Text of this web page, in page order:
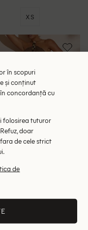
XS
lunga Haute Plus Size,
RRP: 296.00 lei
în scopuri
și conținut
concordanță cu
folosirea tuturor
doar
de cele strict
de